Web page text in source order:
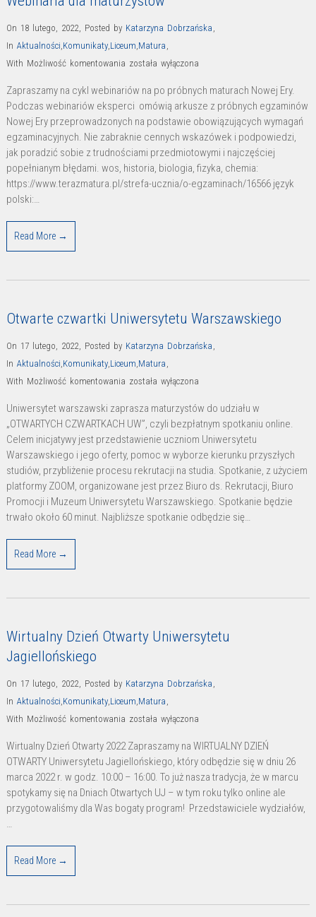
On 18 lutego, 2022, Posted by Katarzyna Dobrzańska ,
In Aktualności,Komunikaty,Liceum,Matura ,
With Możliwość komentowania Webinaria
maturzystów
została wyłączona
Zapraszamy na cykl webinariów na po próbnych maturach Nowej Ery.
Podczas webinariów eksperci omówią arkusze z próbnych egzaminów
Nowej Ery przeprowadzonych na podstawie obowiązujących wymagań
egzaminacyjnych. Nie zabraknie cennych wskazówek i podpowiedzi,
jak poradzić sobie z trudnościami przedmiotowymi i najczęściej
popełnianym błędami. wos, historia, biologia, fizyka, chemia:
https://www.terazmatura.pl/strefa-ucznia/o-egzaminach/16566 język
polski:…
Read More →
Otwarte czwartki Uniwersytetu Warszawskiego
On 17 lutego, 2022, Posted by Katarzyna Dobrzańska ,
In Aktualności,Komunikaty,Liceum,Matura ,
With Możliwość komentowania Otwarte
Warszawskiego
została wyłączona
Uniwersytet warszawski zaprasza maturzystów do udziału w
„OTWARTYCH CZWARTKACH UW”, czyli bezpłatnym spotkaniu online.
Celem inicjatywy jest przedstawienie uczniom Uniwersytetu
Warszawskiego i jego oferty, pomoc w wyborze kierunku przyszłych
studiów, przybliżenie procesu rekrutacji na studia. Spotkanie, z użyciem
platformy ZOOM, organizowane jest przez Biuro ds. Rekrutacji, Biuro
Promocji i Muzeum Uniwersytetu Warszawskiego. Spotkanie będzie
trwało około 60 minut. Najbliższe spotkanie odbędzie się…
Read More →
Wirtualny Dzień Otwarty Uniwersytetu
Jagiellońskiego
On 17 lutego, 2022, Posted by Katarzyna Dobrzańska ,
In Aktualności,Komunikaty,Liceum,Matura ,
With Możliwość komentowania Wirtualny
Otwarty
Uniwersytetu
Jagiellońskiego
została wyłączona
Wirtualny Dzień Otwarty 2022 Zapraszamy na WIRTUALNY DZIEŃ
OTWARTY Uniwersytetu Jagiellońskiego, który odbędzie się w dniu 26
marca 2022 r. w godz. 10:00 – 16:00. To już nasza tradycja, że w marcu
spotykamy się na Dniach Otwartych UJ – w tym roku tylko online ale
przygotowaliśmy dla Was bogaty program! Przedstawiciele wydziałów,
…
Read More →